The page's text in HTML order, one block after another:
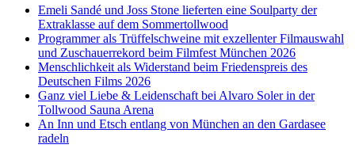
Gili-
Inselleben
nach
Shanghai
Emeli Sandé und Joss Stone lieferten eine Soulparty der
Extraklasse auf dem Sommertollwood
Programmer als Trüffelschweine mit exzellenter Filmauswahl
und Zuschauerrekord beim Filmfest München 2026
Menschlichkeit als Widerstand beim Friedenspreis des
Deutschen Films 2026
Ganz viel Liebe & Leidenschaft bei Alvaro Soler in der
Tollwood Sauna Arena
An Inn und Etsch entlang von München an den Gardasee
radeln